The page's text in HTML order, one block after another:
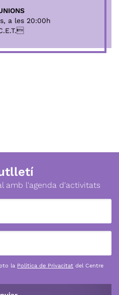
a les 20:00h
amb l'agenda d'activitats
la Política de Privacitat del Centre